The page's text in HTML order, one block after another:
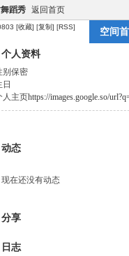
蹈秀 返回首页
[收藏] [复制] [RSS] 空间
个人资料
别 保密
日
人主页https://images.google.so/
动态
现在还没有动态
分享
日志